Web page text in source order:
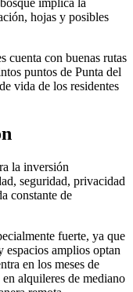
implica la
hojas y posibles
cuenta con buenas rutas
puntos de Punta del
vida de los residentes
la inversión
seguridad, privacidad
constante de
fuerte, ya que
amplios optan
en los meses de
alquileres de mediano